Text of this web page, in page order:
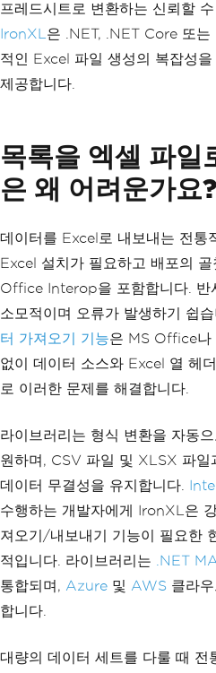
프레드시트로 변환하는 신뢰할
IronXL은 .NET, .NET Core 또
적인 Excel 파일 생성의 복잡성
제공합니다.
목록을 엑셀 파일
은 왜 어려운가요?
데이터를 Excel로 내보내는 전통
Excel 설치가 필요하고 배포의
Office Interop을 포함합니다. 반
소모적이며 오류가 발생하기 쉽습
터 가져오기 기능은 MS Office나
없이 데이터 소스와 Excel 열 헤
로 이러한 문제를 해결합니다.
라이브러리는 형식 변환을 자동
원하며, CSV 파일 및 XLSX 파일
데이터 무결성을 유지합니다.
수행하는 개발자에게 IronXL은
져오기/내보내기 기능이 필요한
적입니다. 라이브러리는 .NET
통합되며, Azure 및 AWS 클라
합니다.
대량의 데이터 세트를 다룰 때 전